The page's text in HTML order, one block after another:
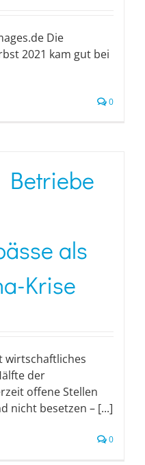
Die
2021 kam gut bei
0
Betriebe
als
Krise
wirtschaftliches
der
offene Stellen
nicht besetzen – [...]
0